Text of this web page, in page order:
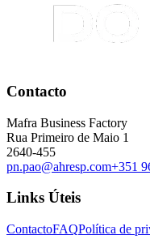
Contacto
Mafra Business Factory
Rua Primeiro de Maio 1
2640-455
pn.pao@ahresp.com+351
Links Úteis
ContactoFAQPolítica de